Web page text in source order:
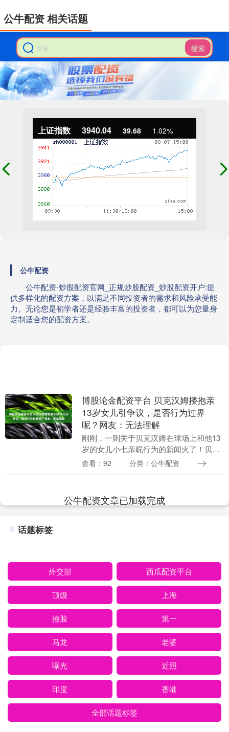
搜索
上证指数 3940.04 39.68 1.02%
公牛配资
公牛配资-炒股配资官网_正规炒股配资_炒股配资开户:提
供多样化的配资方案，以满足不同投资者的需求和风险承受能
力。无论您是初学者还是经验丰富的投资者，都可以为您量身
定制适合您的配资方案。
公牛配资 相关话题
博股论金配资平台 贝克汉姆搂抱亲
13岁女儿引争议，是否行为过界
呢？网友：无法理解
刚刚，一则关于贝克汉姆在球场上和他13
岁的女儿小七亲昵行为的新闻火了！贝克
汉姆这位足球场上的硬汉，在看球赛时竟
查看：92 分类：公牛配资
公牛配资文章已加载完成
话题标签
外交部 西瓜配资平台
顶级 上海
撞脸 第一
马龙 老婆
曝光 近照
印度 香港
全部话题标签